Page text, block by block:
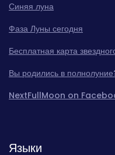
Синяя луна
Фаза Луны сегодня
Бесплатная карта
Вы родились в
NextFullMoon on
Языки